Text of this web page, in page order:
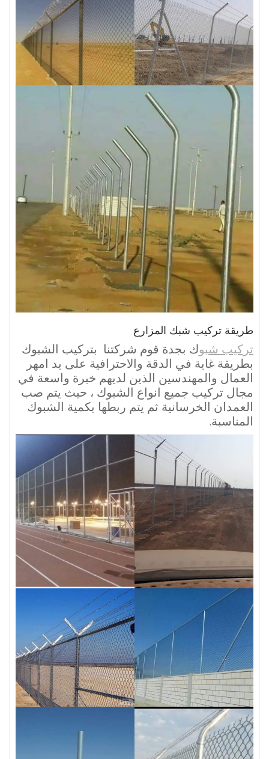
طريقة تركيب شبك المزارع
تركيب شبوك بجدة قوم شركتنا بتركيب الشبوك
بطريقة غاية في الدقة والاحترافية على يد امهر
العمال والمهندسين الذين لديهم خبرة واسعة في
مجال تركيب جميع انواع الشبوك ، حيث يتم صب
العمدان الخرسانية ثم يتم ربطها بكمية الشبوك
المناسبة.